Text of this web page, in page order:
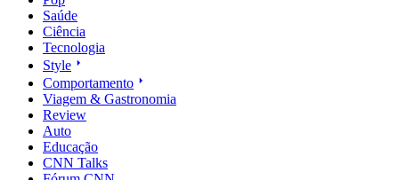
Saúde
Ciência
Tecnologia
Style
Comportamento
Viagem & Gastronomia
Review
Auto
Educação
CNN Talks